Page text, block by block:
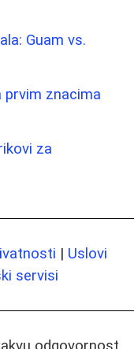
Guam vs.
prvim znacima
za
| Uslovi
servisi